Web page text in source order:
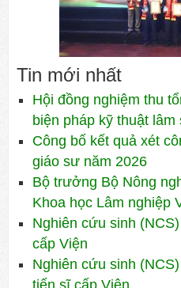
Tin mới nhất
Hội đồng nghiệm thu
biện pháp kỹ thuật
Công bố kết quả xét
giáo sư năm 2026
Bộ trưởng Bộ Nông
Khoa học Lâm nghiệp
Nghiên cứu sinh
cấp Viện
Nghiên cứu sinh
tiến sĩ cấp Viện